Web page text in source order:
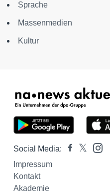
Sprache
Massenmedien
Kultur
Social Media:
Impressum
Kontakt
Akademie